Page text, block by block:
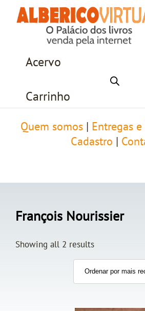
Acervo
Carrinho
Quem somos Entregas
Cadastro
François Nourissier
Showing all 2 results